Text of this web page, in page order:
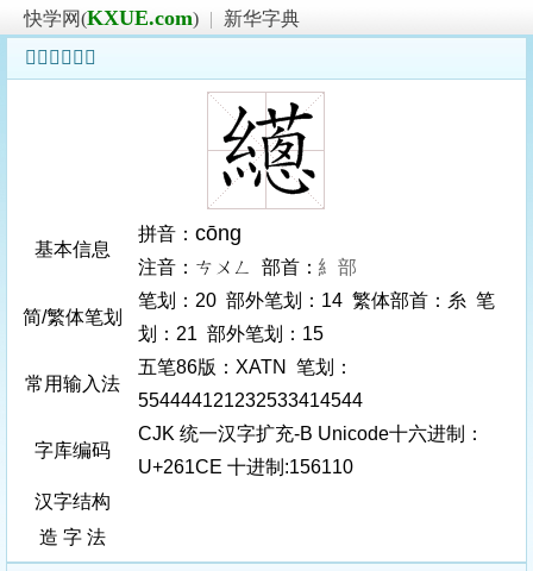
快学网(KXUE.com) |
新华字典
𦇎字基本信息
基本信息
拼音： cōng
注音：ㄘㄨㄥ 部首： 糹部
简/繁体笔划
笔划：20 部外笔划：14 繁体部首：糸 笔
划：21 部外笔划：15
常用输入法
五笔86版：XATN 笔划：
554444121232533414544
字库编码
CJK 统一汉字扩充-B Unicode十六进制：
U+261CE 十进制:156110
汉字结构
造 字 法